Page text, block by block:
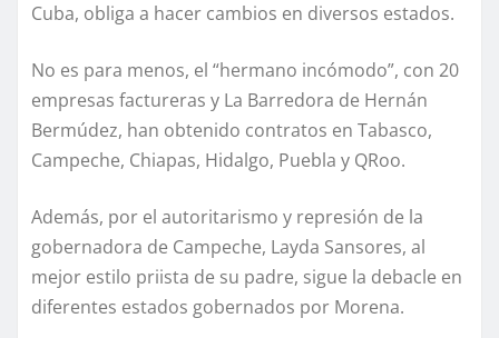
Cuba, obliga a hacer cambios en diversos estados.
No es para menos, el “hermano incómodo”, con 20
empresas factureras y La Barredora de Hernán
Bermúdez, han obtenido contratos en Tabasco,
Campeche, Chiapas, Hidalgo, Puebla y QRoo.
Además, por el autoritarismo y represión de la
gobernadora de Campeche, Layda Sansores, al
mejor estilo priista de su padre, sigue la debacle en
diferentes estados gobernados por Morena.